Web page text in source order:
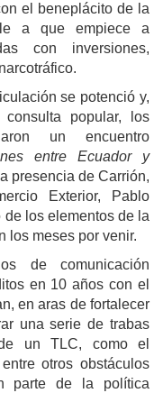
el beneplácito de la
a que empiece a
con inversiones,
se potenció y,
popular, los
un encuentro
entre Ecuador y
presencia de Carrión,
Exterior, Pablo
los elementos de la
los meses por venir.
de comunicación
en 10 años con el
en aras de fortalecer
una serie de trabas
un TLC, como el
otros obstáculos
parte de la política